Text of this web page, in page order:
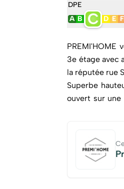
DPE
A B C D E F
PREMI'HOME
3e étage avec
la réputée rue
Superbe
ouvert sur une
d’appoint,
WC séparés et une buanderie. Double
optique.
A deux pas